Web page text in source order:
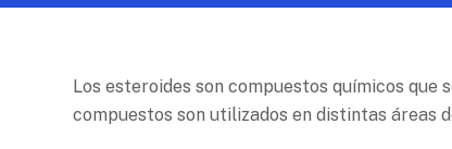
Los esteroides son compuestos químicos
compuestos son utilizados en distintas áreas